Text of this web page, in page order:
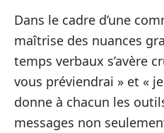
Dans le cadre d’une
maîtrise des nuances
temps verbaux s’avère
vous préviendrai » et «
donne à chacun les
messages non